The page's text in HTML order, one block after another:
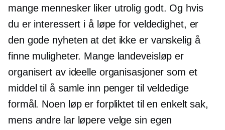
mange mennesker liker utrolig godt. Og hvis
du er interessert i å løpe for veldedighet, er
den gode nyheten at det ikke er vanskelig å
finne muligheter. Mange landeveisløp er
organisert av ideelle organisasjoner som et
middel til å samle inn penger til veldedige
formål. Noen løp er forpliktet til en enkelt sak,
mens andre lar løpere velge sin egen